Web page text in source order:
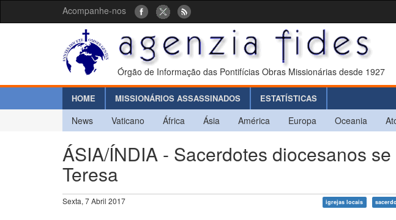
Acompanhe-nos
Órgão de Informação das Pontifícias Obras Missionárias desde 1927
HOME MISSIONÁRIOS ASSASSINADOS ESTATÍSTICAS
News Vaticano África Ásia América Europa Oceania
ÁSIA/ÍNDIA - Sacerdotes diocesanos
Teresa
Sexta, 7 Abril 2017 igrejas locais